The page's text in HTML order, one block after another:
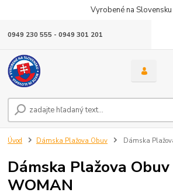
Vyrobené na Slovensku
0949 230 555 - 0949 301 201
Úvod Dámska Plažova Obuv Dámska
Dámska Plažova
WOMAN